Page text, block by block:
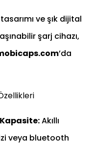
ve şık dijital
şarj cihazı,
’da
Akıllı
veya bluetooth